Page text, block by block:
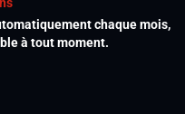
chaque mois,
à tout moment.